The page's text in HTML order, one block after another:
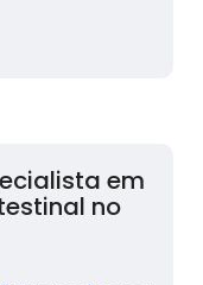
em
no